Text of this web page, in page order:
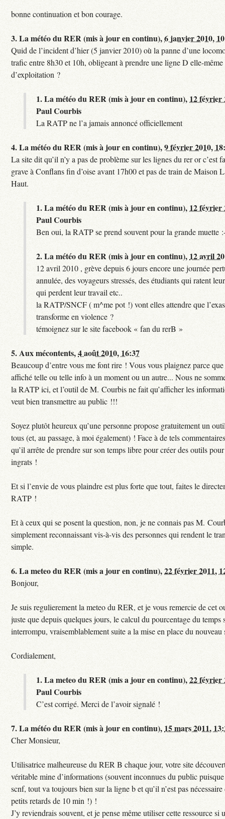
bonne continuation et bon courage.
3.La météo du RER (mis à jour en continu),6 janvier 2010,
Quid de l’incident d’hier (5 janvier 2010) où la panne d’une
trafic entre 8h30 et 10h, obligeant à prendre une ligne D elle-
d’exploitation ?
1.La météo du RER (mis à jour en continu), 12 février
Paul Courbis
La RATP ne l’a jamais annoncé officiellement
4.La météo du RER (mis à jour en continu),9 février 2010,
La site dit qu’il n’y a pas de problème sur les lignes du rer or c’est
grave à Conflans fin d’oise avant 17h00 et pas de train de Maison
Haut.
1.La météo du RER (mis à jour en continu), 12 février
Paul Courbis
Ben oui, la RATP se prend souvent pour la grande muette
2.La météo du RER (mis à jour en continu), 12 avril
12 avril 2010 , grève depuis 6 jours encore une journée
annulée, des voyageurs stressés, des étudiants qui ratent
qui perdent leur travail etc..
la RATP/SNCF ( m^me pot !) vont elles attendre que
transforme en violence ?
témoignez sur le site facebook « fan du rerB »
5.Aux mécontents,4 août 2010, 16:37
Beaucoup d’entre vous me font rire ! Vous vous plaignez parce que
affiché telle ou telle info à un moment ou un autre... Nous ne
la RATP ici, et l’outil de M. Courbis ne fait qu’afficher les
veut bien transmettre au public !!!
Soyez plutôt heureux qu’une personne propose gratuitement un
tous (et, au passage, à moi également) ! Face à de tels
qu’il arrête de prendre sur son temps libre pour créer des outils
ingrats !
Et si l’envie de vous plaindre est plus forte que tout, faites le
RATP !
Et à ceux qui se posent la question, non, je ne connais pas M.
simplement reconnaissant vis-à-vis des personnes qui rendent le
simple.
6.La meteo du RER (mis a jour en continu),22 février 2011,
Bonjour,
Je suis regulierement la meteo du RER, et je vous remercie de cet
juste que depuis quelques jours, le calcul du pourcentage du temps
interrompu, vraisemblablement suite a la mise en place du
Cordialement,
1.La meteo du RER (mis a jour en continu),22 février
Paul Courbis
C’est corrigé. Merci de l’avoir signalé !
7.La météo du RER (mis à jour en continu), 15 mars 2011,
Cher Monsieur,
Utilisatrice malheureuse du RER B chaque jour, votre site
véritable mine d’informations (souvent inconnues du public
scnf, tout va toujours bien sur la ligne b et qu’il n’est pas
petits retards de 10 min !) !
J’y reviendrais souvent, et je pense même utiliser cette ressource si